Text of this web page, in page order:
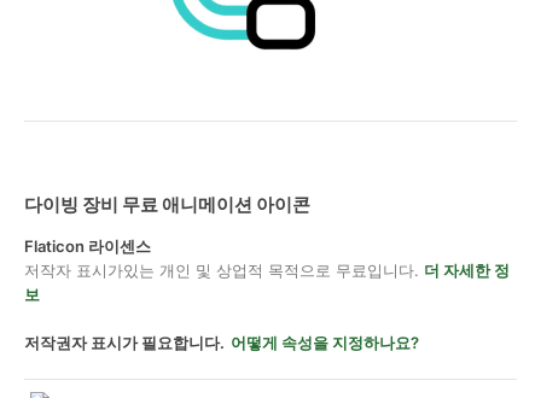
다이빙 장비 무료 애니메이션 아이콘
Flaticon 라이센스
저작자 표시가있는 개인 및 상업적 목적으로 무료입니다. 더 자세한 정
보
저작권자 표시가 필요합니다. 어떻게 속성을 지정하나요?